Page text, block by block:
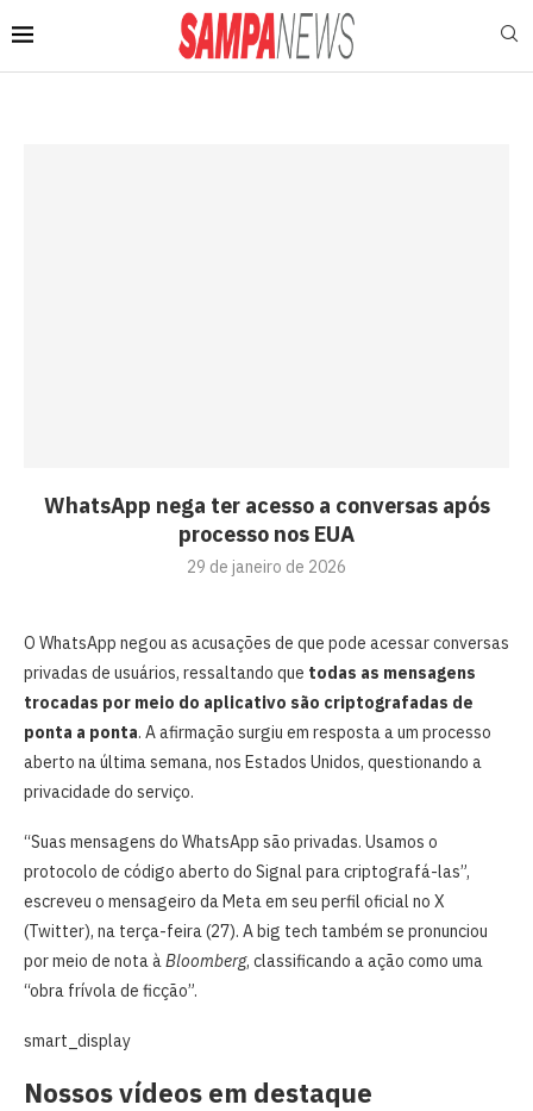
WhatsApp nega ter acesso a conversas após
processo nos EUA
29 de janeiro de 2026
O WhatsApp negou as acusações de que pode acessar conversas
privadas de usuários, ressaltando que todas as mensagens
trocadas por meio do aplicativo são criptografadas de
ponta a ponta. A afirmação surgiu em resposta a um processo
aberto na última semana, nos Estados Unidos, questionando a
privacidade do serviço.
“Suas mensagens do WhatsApp são privadas. Usamos o
protocolo de código aberto do Signal para criptografá-las”,
escreveu o mensageiro da Meta em seu perfil oficial no X
(Twitter), na terça-feira (27). A big tech também se pronunciou
por meio de nota àBloomberg, classificando a ação como uma
“obra frívola de ficção”.
smart_display
Nossos vídeos em destaque